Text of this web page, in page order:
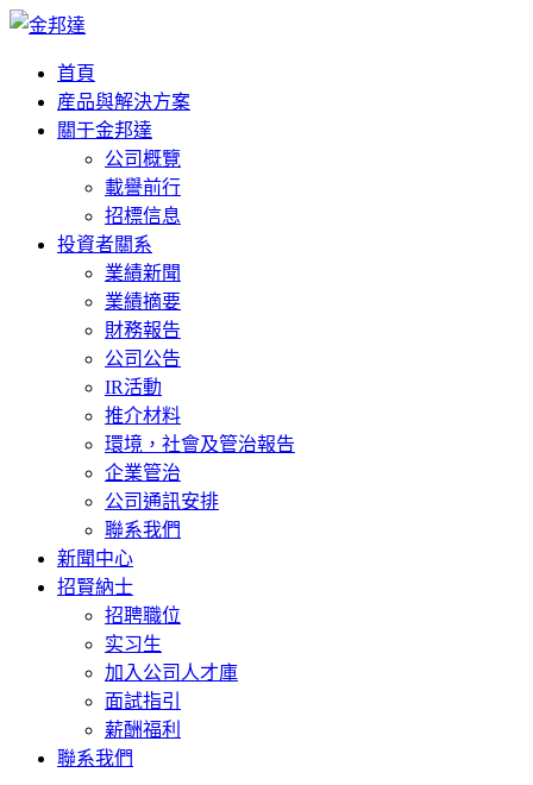
首頁
産品與解決方案
關于金邦達
公司概覽
載譽前行
招標信息
投資者關系
業績新聞
業績摘要
財務報告
公司公告
IR活動
推介材料
環境，社會及管治報告
企業管治
公司通訊安排
聯系我們
新聞中心
招賢納士
招聘職位
实习生
加入公司人才庫
面試指引
薪酬福利
聯系我們